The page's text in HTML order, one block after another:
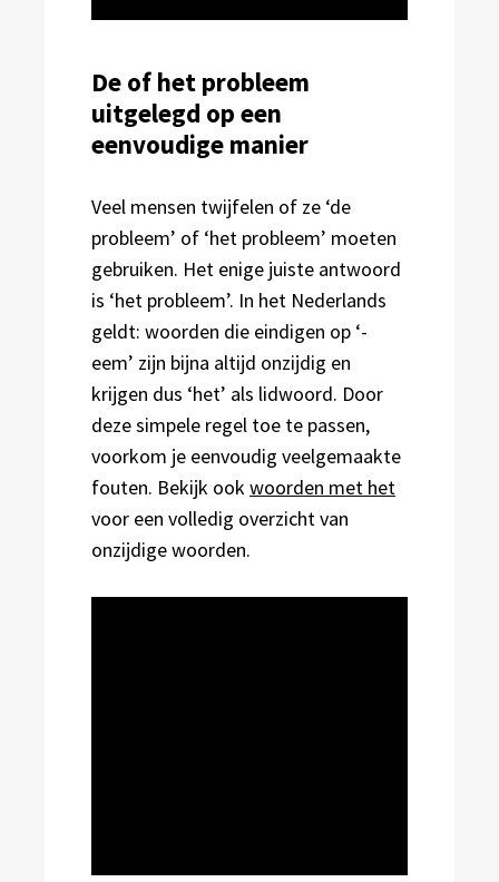
De of het probleem
uitgelegd op een
eenvoudige manier
Veel mensen twijfelen of ze ‘de
probleem’ of ‘het probleem’ moeten
gebruiken. Het enige juiste antwoord
is ‘het probleem’. In het Nederlands
geldt: woorden die eindigen op ‘-
eem’ zijn bijna altijd onzijdig en
krijgen dus ‘het’ als lidwoord. Door
deze simpele regel toe te passen,
voorkom je eenvoudig veelgemaakte
fouten. Bekijk ookwoorden met het
voor een volledig overzicht van
onzijdige woorden.